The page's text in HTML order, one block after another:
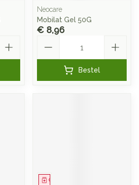
Neocare
Mobilat Gel 50G
€ 8,96
Bestel
Geneesmiddel